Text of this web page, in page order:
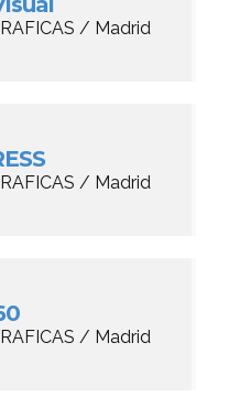
/ Madrid
/ Madrid
/ Madrid